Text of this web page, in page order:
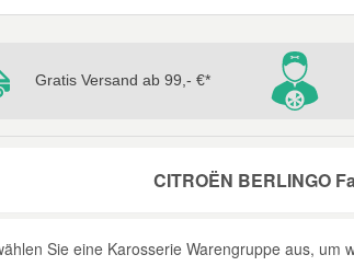
Gratis Versand ab 99,- €*
CITROËN BERLINGO
Sie eine Karosserie Warengruppe aus, um